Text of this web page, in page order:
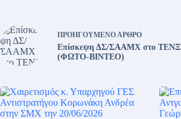
ΠΡΟΗΓΟΎΜΕΝΟΆΡΘΡΟ
Επίσκεψη ΔΣ/ΣΑΑΜΧ στο ΤΕΝΞ
(ΦΩΤΟ-ΒΙΝΤΕΟ)